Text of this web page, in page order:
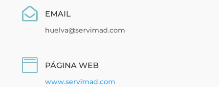
 EMAIL
huelva@servimad.com
 PÁGINA WEB
www.servimad.com